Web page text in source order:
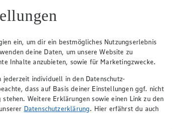
Ulf-U. Plath (Vorstandsmitglied), Stephan
Ulf-U. Plath (Geschäftsführer),
ein, um dir ein bestmögliches Nutzungserlebnis
deine Daten, um unsere Website zu
Inhalte anzubieten, sowie für Marketingzwecke.
individuell in den Datenschutz-
dass auf Basis deiner Einstellungen ggf. nicht
Weitere Erklärungen sowie einen Link zu den
Datenschutzerklärung. Hier erfährst du auch